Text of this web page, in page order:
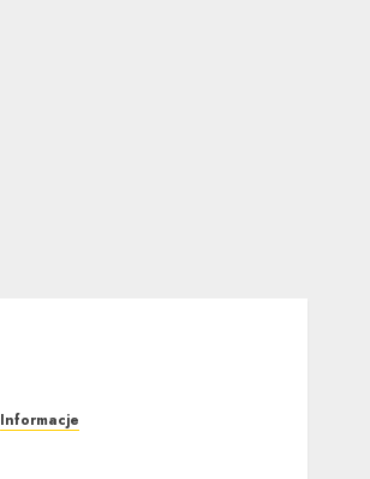
Informacje